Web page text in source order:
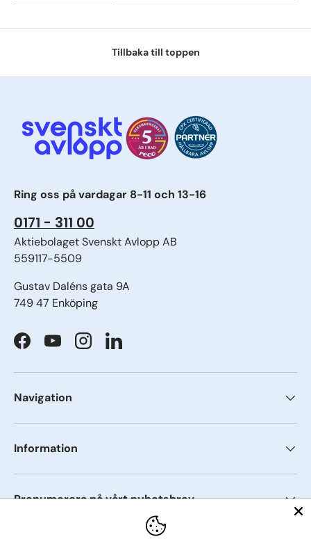
Tillbaka till toppen
Ring oss på vardagar 8-11 och 13-16
0171 - 311 00
Aktiebolaget Svenskt Avlopp AB
559117-5509
Gustav Daléns gata 9A
749 47 Enköping
FacebookYouTubeInstagramLinkedIn
Navigation
Information
Prenumerera på vårt nyhetsbrev